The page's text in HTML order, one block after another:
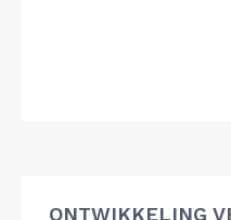
ONTWIKKELING